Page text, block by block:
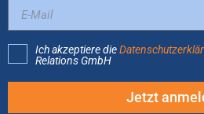
Ich akzeptiere die
Relations GmbH
Jetzt